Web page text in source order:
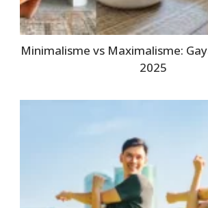
Minimalisme vs Maximalisme:
2025